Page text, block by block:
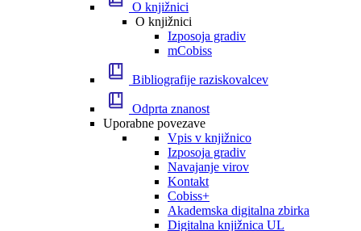
O knjižnici
O knjižnici
Izposoja gradiv
mCobiss
Bibliografije raziskovalcev
Odprta znanost
Uporabne povezave
Vpis v knjižnico
Izposoja gradiv
Navajanje virov
Kontakt
Cobiss+
Akademska digitalna zbirka
Digitalna knjižnica UL